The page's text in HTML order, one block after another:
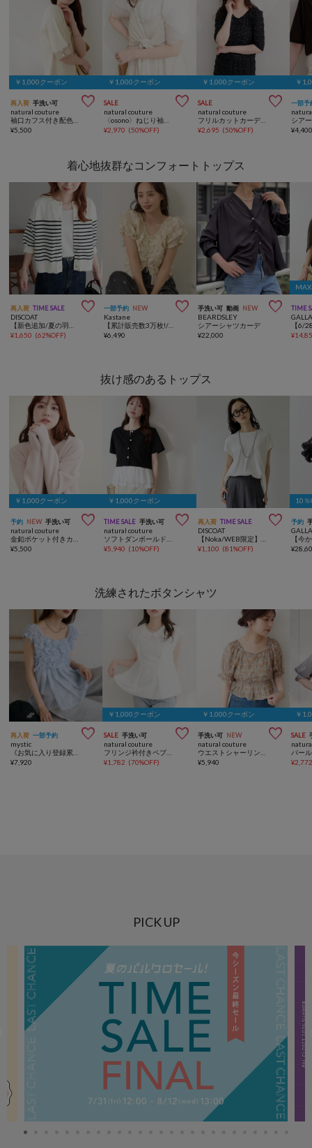
￥1,000クーポン
再入荷 手洗い可 
natural couture
¥5,500
￥1,000クーポン
SALE 
natural couture
¥2,970 (50%OFF)
￥1,000クーポン
SALE 
natural couture
フリルカットカーディガン
¥2,695 (50%OFF)
￥
一部予
¥
着心地抜群なコンフォートトップス
再入荷 TIME SALE 
DISCOAT
¥1,650 (62%OFF)
一部予約 NEW 
Kastane
¥6,490
手洗い可 動画 NEW 
BEARDSLEY
シアーシャツカーデ
¥22,000
TIME
¥
抜け感のあるトップス
￥1,000クーポン
予約 NEW 手洗い可 
natural couture
¥5,500
￥1,000クーポン
TIME SALE 手洗い可 
natural couture
¥5,940 (10%OFF)
再入荷 TIME SALE 
DISCOAT
¥1,100 (81%OFF)
10％
予約
¥
洗練されたボタンシャツ
再入荷 一部予約 
mystic
《お気に入り登録累計3万越え》【7色展開/新色追加】ふわふわシャーリングチュニック
¥7,920
￥1,000クーポン
SALE 手洗い可 
natural couture
フリンジ衿付きペプラムブラウス
¥1,782 (70%OFF)
￥1,000クーポン
手洗い可 NEW 
natural couture
ウエストシャーリングブラウス
¥5,940
￥
SALE
¥
PICK UP